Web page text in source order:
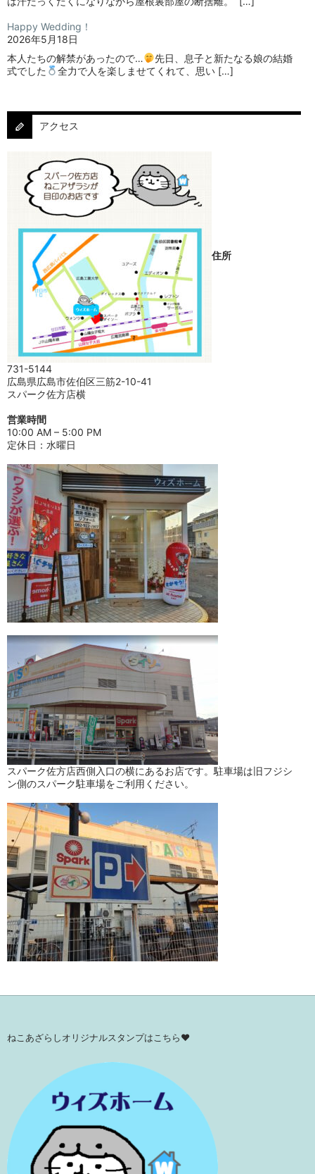
Happy Wedding！
2026年5月18日
本人たちの解禁があったので…
⁡⁡先日、息子と新たなる娘の結婚
式でした
⁡⁡⁡全力で人を楽しませてくれて、思い […]
アクセス
住所
731-5144
広島県広島市佐伯区三筋2-10-41
スパーク佐方店横
営業時間
10:00 AM – 5:00 PM
定休日：水曜日
スパーク佐方店西側入口の横にあるお店です。駐車場は旧フジシ
ン側のスパーク駐車場をご利用ください。
ねこあざらしオリジナルスタンプはこちら♥